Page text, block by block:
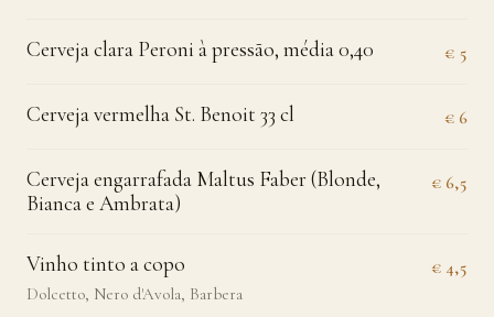
Cerveja clara Peroni à pressão, média 0,40 € 5
Cerveja vermelha St. Benoit 33 cl € 6
Cerveja engarrafada Maltus Faber (Blonde,
Bianca e Ambrata)
€ 6,5
Vinho tinto a copo
Dolcetto, Nero d'Avola, Barbera
€ 4,5